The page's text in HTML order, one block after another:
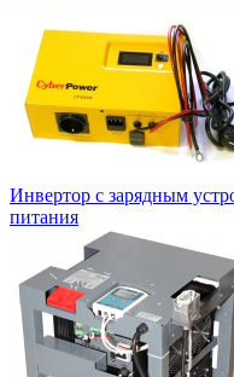
Инвертор с зарядным
питания